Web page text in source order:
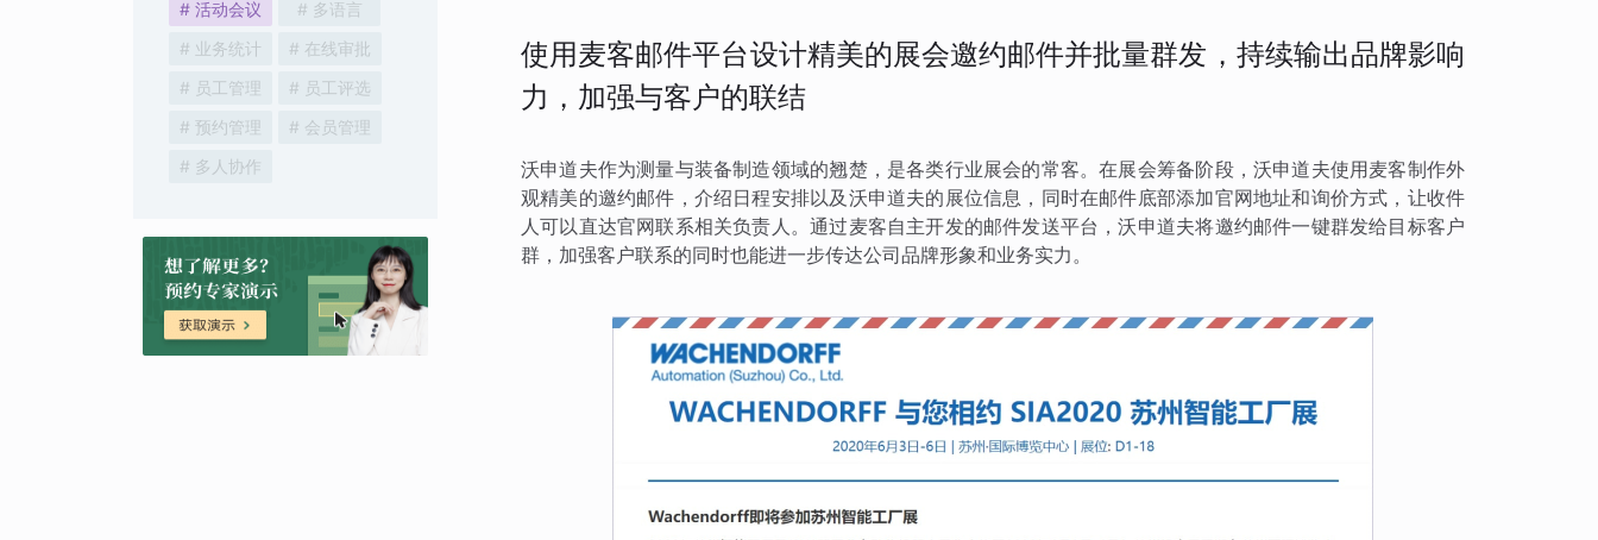
# 活动会议
# 多语言
# 业务统计
# 在线审批
# 员工管理
# 员工评选
# 预约管理
# 会员管理
# 多人协作
使用麦客邮件平台设计精美的展会邀约邮件并批量群发，持续输出品牌影响
力，加强与客户的联结
沃申道夫作为测量与装备制造领域的翘楚，是各类行业展会的常客。在展会筹备阶段，沃申道夫使用麦客制作外
观精美的邀约邮件，介绍日程安排以及沃申道夫的展位信息，同时在邮件底部添加官网地址和询价方式，让收件
人可以直达官网联系相关负责人。通过麦客自主开发的邮件发送平台，沃申道夫将邀约邮件一键群发给目标客户
群，加强客户联系的同时也能进一步传达公司品牌形象和业务实力。